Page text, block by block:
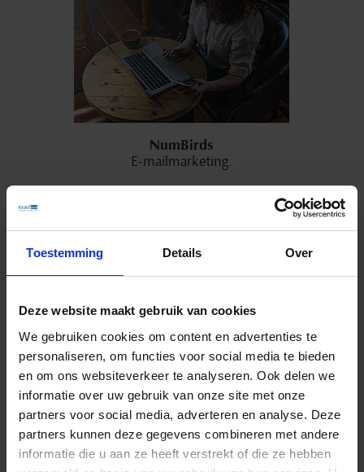
Toestemming Details Over
Deze website maakt gebruik van cookies
We gebruiken cookies om content en advertenties te
personaliseren, om functies voor social media te bieden
en om ons websiteverkeer te analyseren. Ook delen we
informatie over uw gebruik van onze site met onze
partners voor social media, adverteren en analyse. Deze
partners kunnen deze gegevens combineren met andere
informatie die u aan ze heeft verstrekt of die ze hebben
NumBirds
E-mailmarketing.
- Meer communicatiekanalen
Meer informatie
PIA
Digitale vakantiebegeleider.